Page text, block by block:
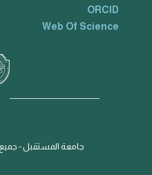
ORCID
Web Of Science
جامعة المستقبل - جميع